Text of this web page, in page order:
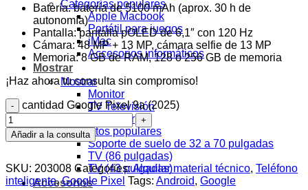
Categorías populares
Apple Macbook
Portátil para juegos
iMac
Accesorios informáticos
Mostrar
Mostrar
Monitor
TV Televisión
Proyector
Productos populares
Soporte de suelo de 32 a 70 pulgadas
TV (86 pulgadas)
TV (43 pulgadas)
Accesorios
Batería: batería de 5100 mAh (aprox. 30 h de
autonomía)
Pantalla: pantalla pOLED de 6,1″ con 120 Hz
Cámara: 48 MP + 13 MP, cámara selfie de 13 MP
Memoria: 8 GB de RAM, 128 o 256 GB de memoria
¡Haz ahora tu consulta sin compromiso!
cantidad Google Pixel 9a (2025)
Añadir a la consulta
SKU: 203008 Categories:Alquilar material técnico, Teléfono
inteligente,Google Pixel Tags: Android, Google